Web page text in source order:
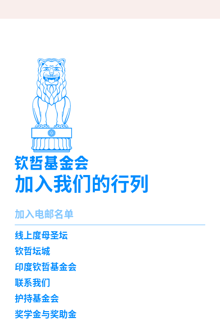
加入我们的行列
名
字
加入电邮名单
订
阅
线上度母圣坛
钦哲坛城
印度钦哲基金会
联系我们
护持基金会
奖学金与奖助金